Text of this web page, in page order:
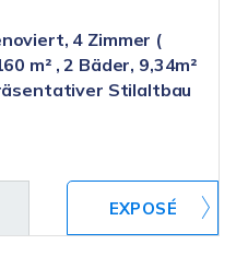
4 Zimmer (
m² , 2 Bäder, 9,34m²
Stilaltbau